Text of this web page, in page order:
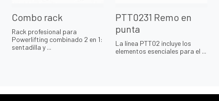
Combo rack
Rack profesional para
Powerlifting combinado 2 en 1:
sentadilla y ...
PTT0231 Remo en
punta
La línea PTT02 incluye los
elementos esenciales para el ...